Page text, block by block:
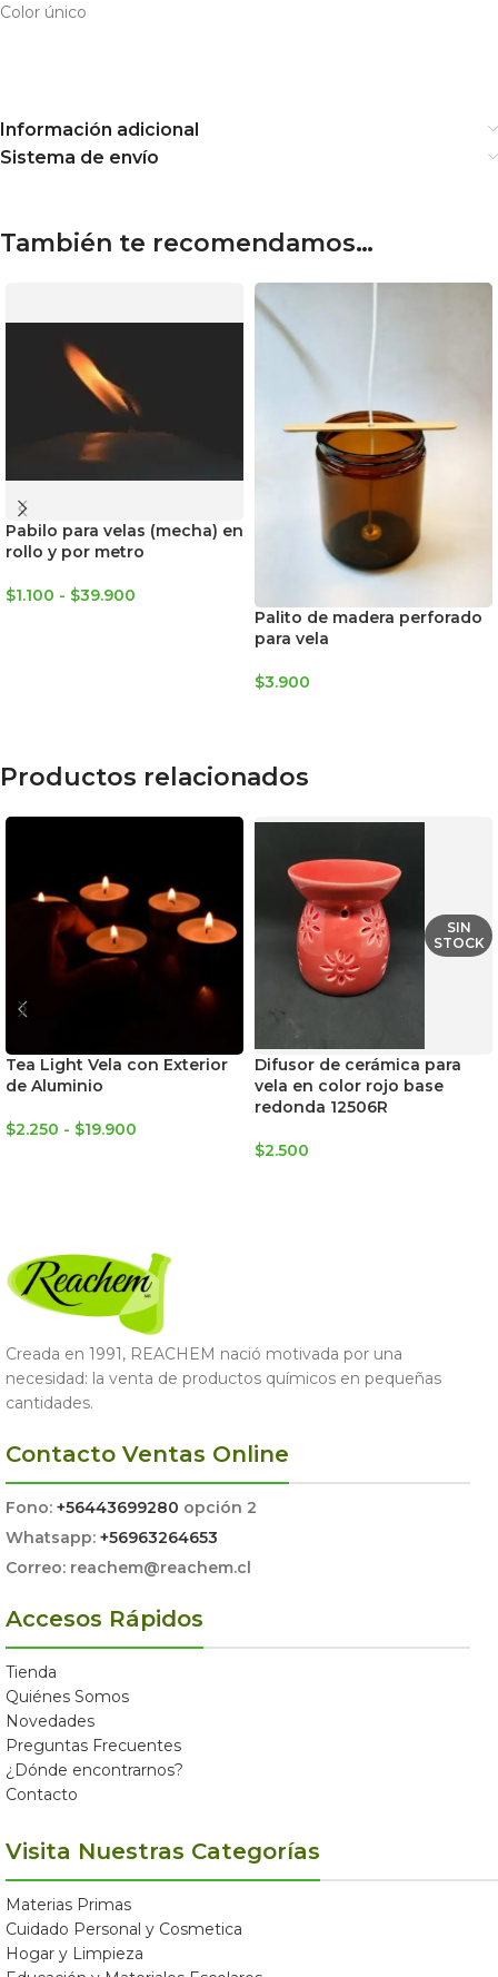
Color único
Información adicional
Sistema de envío
También te recomendamos…
Pabilo para velas (mecha) en
rollo y por metro
$1.100 - $39.900
Palito de madera perforado
para vela
$3.900
Productos relacionados
Tea Light Vela con Exterior
de Aluminio
$2.250 - $19.900
SIN
STOCK
Difusor de cerámica para
vela en color rojo base
redonda 12506R
$2.500
Creada en 1991, REACHEM nació motivada por una
necesidad: la venta de productos químicos en pequeñas
cantidades.
Contacto Ventas Online
Fono: +56443699280 opción 2
Whatsapp: +56963264653
Correo: reachem@reachem.cl
Accesos Rápidos
Tienda
Quiénes Somos
Novedades
Preguntas Frecuentes
¿Dónde encontrarnos?
Contacto
Visita Nuestras Categorías
Materias Primas
Cuidado Personal y Cosmetica
Hogar y Limpieza